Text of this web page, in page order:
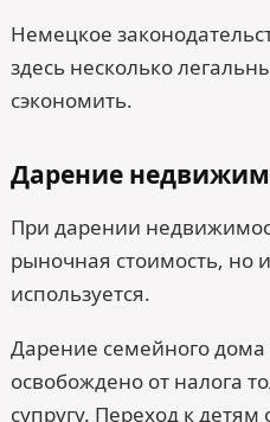
Немецкое
здесь несколько
сэкономить.
Дарение
При дарении
рыночная стоимость, но
используется.
Дарение семейного
освобождено от налога
супругу. Переход к